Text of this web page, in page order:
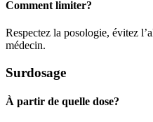
Comment limiter?
Respectez la posologie, évitez
médecin.
Surdosage
À partir de quelle dose?